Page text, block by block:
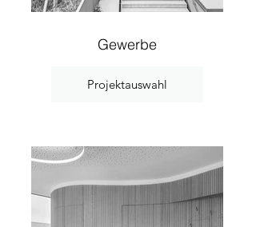
Gewerbe
Projektauswahl